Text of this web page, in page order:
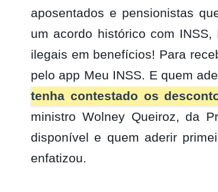
aposentados e pensionistas
um acordo histórico com
ilegais em benefícios! Para
pelo app Meu INSS. E quem
tenha contestado os
ministro Wolney Queiroz, da
disponível e quem aderir
enfatizou.